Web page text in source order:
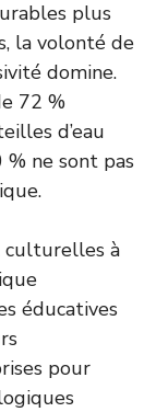
plus
la volonté de
domine.
72 %
d’eau
ne sont pas
culturelles à
éducatives
pour